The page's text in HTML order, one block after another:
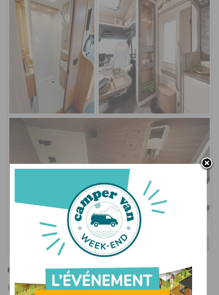
Plancher plat et maxi douche
Bürstner ne sacrifie pas l’essentiel, à savoir l’ergonomie et la